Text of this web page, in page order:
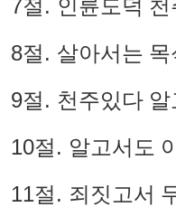
7절. 인륜도덕
8절. 살아서는
9절. 천주있다
10절. 알고서도
11절. 죄짓고서